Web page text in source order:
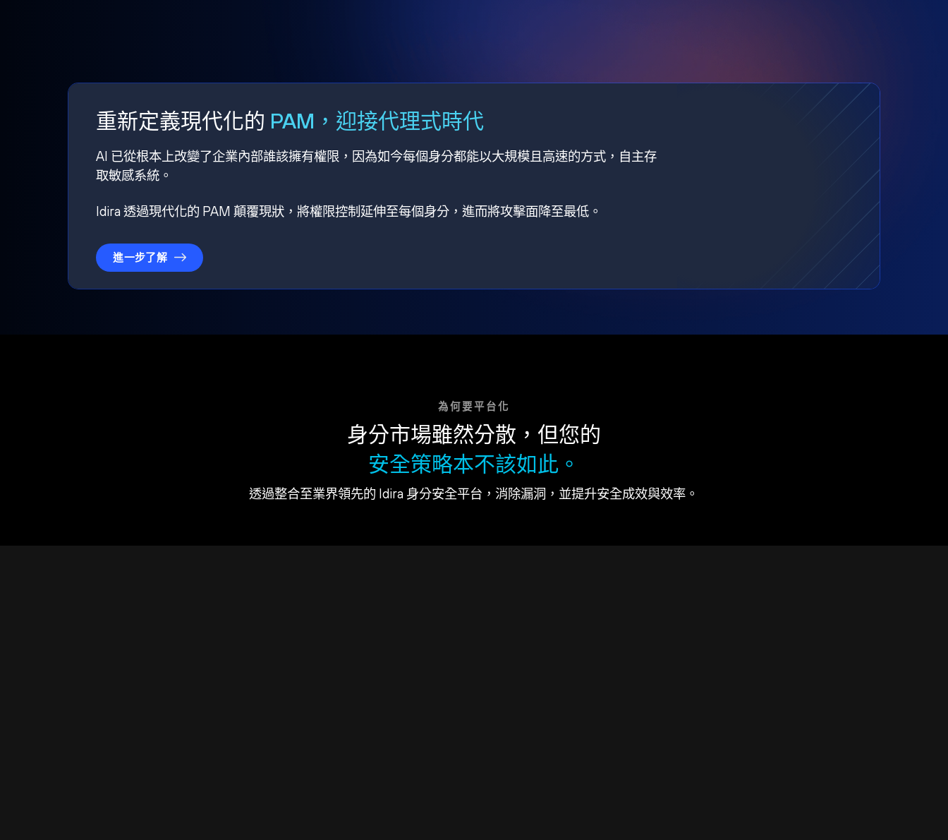
重新定義現代化的 PAM，迎接代理式時代
AI 已從根本上改變了企業內部誰該擁有權限，因為如今每個身分都能以大規模且高速的方式，自主存
取敏感系統。
Idira 透過現代化的 PAM 顛覆現狀，將權限控制延伸至每個身分，進而將攻擊面降至最低。
進一步了解
為何要平台化
身分市場雖然分散，但您的
安全策略本不該如此。
透過整合至業界領先的 Idira 身分安全平台，消除漏洞，並提升安全成效與效率。